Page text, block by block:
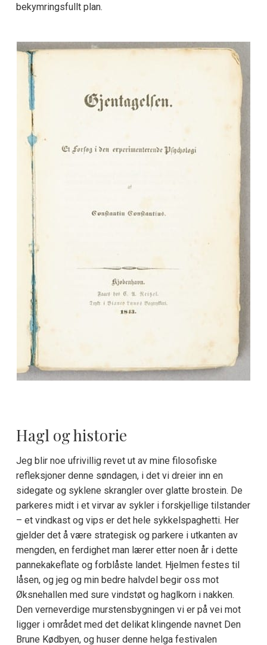
bekymringsfullt plan.
Hagl og historie
Jeg blir noe ufrivillig revet ut av mine filosofiske
refleksjoner denne søndagen, i det vi dreier inn en
sidegate og syklene skrangler over glatte brostein. De
parkeres midt i et virvar av sykler i forskjellige tilstander
– et vindkast og vips er det hele sykkelspaghetti. Her
gjelder det å være strategisk og parkere i utkanten av
mengden, en ferdighet man lærer etter noen år i dette
pannekakeflate og forblåste landet. Hjelmen festes til
låsen, og jeg og min bedre halvdel begir oss mot
Øksnehallen med sure vindstøt og haglkorn i nakken.
Den verneverdige murstensbygningen vi er på vei mot
ligger i området med det delikat klingende navnet Den
Brune Kødbyen, og huser denne helga festivalen